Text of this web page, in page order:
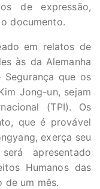
de expressão,
documento.
em relatos de
às da Alemanha
que os
Jong-un, sejam
(TPI). Os
que é provável
exerça seu
apresentado
Humanos das
de um mês.